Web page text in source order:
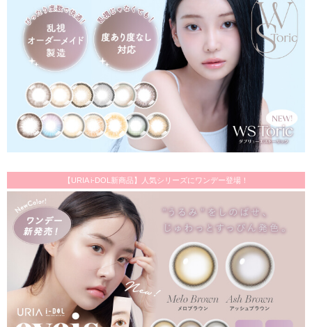
【URIA i-DOL新商品】人気シリーズにワンデー登場！